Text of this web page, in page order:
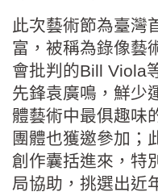
此次藝術節為臺灣
富，被稱為錄像藝
會批判的Bill Viola
先鋒袁廣鳴，鮮少
體藝術中最俱趣味
團體也獲邀參加；
創作囊括進來，特
局協助，挑選出近